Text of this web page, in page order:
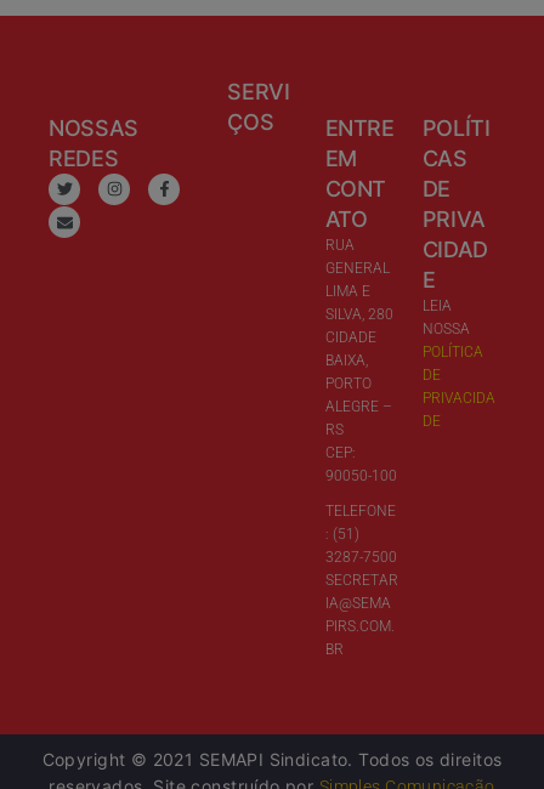
NOSSAS
REDES
SERVI
ÇOS
ENTRE
EM
CONT
ATO
RUA
GENERAL
LIMA E
SILVA, 280
CIDADE
BAIXA,
PORTO
ALEGRE –
RS
CEP:
90050-100
TELEFONE
: (51)
3287-7500
SECRETAR
IA@SEMA
PIRS.COM.
BR
POLÍTI
CAS
DE
PRIVA
CIDAD
E
LEIA
NOSSA
POLÍTICA
DE
PRIVACIDA
DE
Copyright © 2021 SEMAPI Sindicato. Todos os direitos